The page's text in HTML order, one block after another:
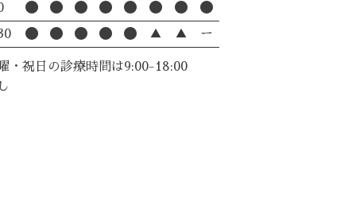
▲ ▲ ー
・祝日の診療時間は9:00-18:00